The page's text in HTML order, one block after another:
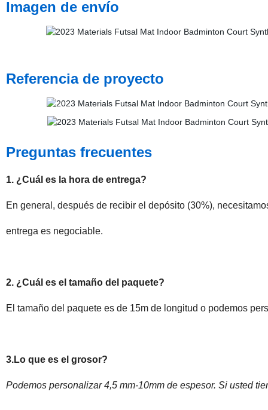
Imagen de envío
Referencia de proyecto
Preguntas frecuentes
1. ¿Cuál es la hora de entrega?
En general, después de recibir el depósito (30%),
entrega es negociable.
2. ¿Cuál es el tamaño del paquete?
El tamaño del paquete es de 15m de longitud o podemos
3.Lo que es el grosor?
Podemos personalizar 4,5 mm-10mm de espesor. Si usted